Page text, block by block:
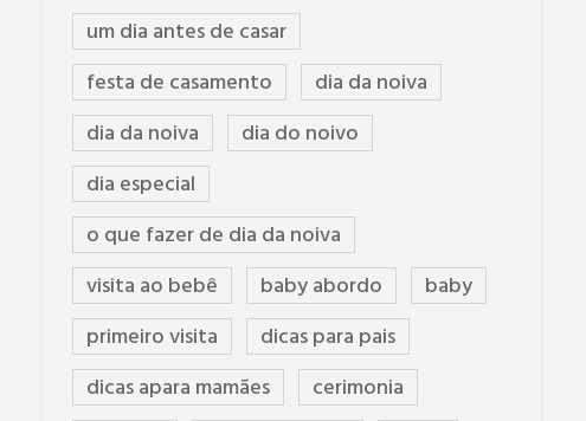
um dia antes de casar
festa de casamento
dia da noiva
dia da noiva
dia do noivo
dia especial
o que fazer de dia da noiva
visita ao bebê
baby abordo
baby
primeiro visita
dicas para pais
dicas apara mamães
cerimonia